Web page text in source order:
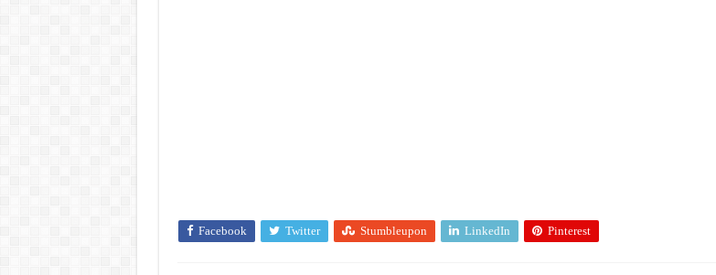
Facebook Twitter Stumbleupon LinkedIn Pinterest